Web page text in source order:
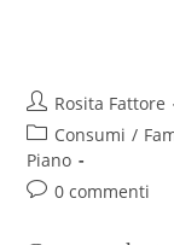
Rosita Fattore
Consumi /
Piano
0 commenti